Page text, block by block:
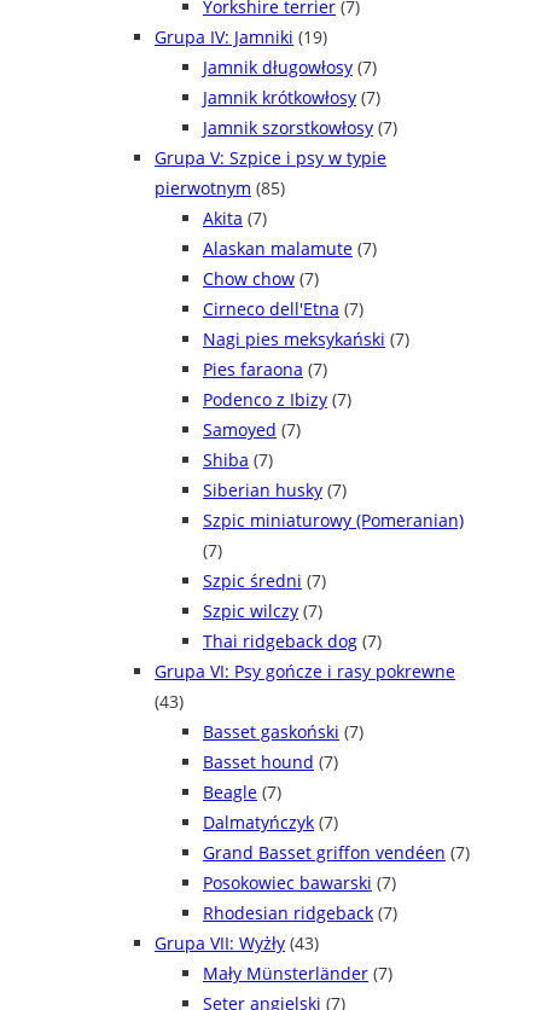
Yorkshire terrier (7)
Grupa IV: Jamniki (19)
Jamnik długowłosy (7)
Jamnik krótkowłosy (7)
Jamnik szorstkowłosy (7)
Grupa V: Szpice i psy w typie
pierwotnym (85)
Akita (7)
Alaskan malamute (7)
Chow chow (7)
Cirneco dell'Etna (7)
Nagi pies meksykański (7)
Pies faraona (7)
Podenco z Ibizy (7)
Samoyed (7)
Shiba (7)
Siberian husky (7)
Szpic miniaturowy (Pomeranian)
(7)
Szpic średni (7)
Szpic wilczy (7)
Thai ridgeback dog (7)
Grupa VI: Psy gończe i rasy pokrewne
(43)
Basset gaskoński (7)
Basset hound (7)
Beagle (7)
Dalmatyńczyk (7)
Grand Basset griffon vendéen (7)
Posokowiec bawarski (7)
Rhodesian ridgeback (7)
Grupa VII: Wyżły (43)
Mały Münsterländer (7)
Seter angielski (7)